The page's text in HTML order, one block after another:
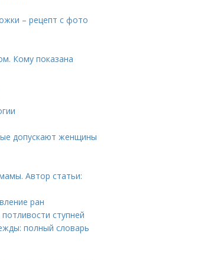
– рецепт с фото
Кому показана
допускают женщины
Автор статьи:
ран
ступней
полный словарь